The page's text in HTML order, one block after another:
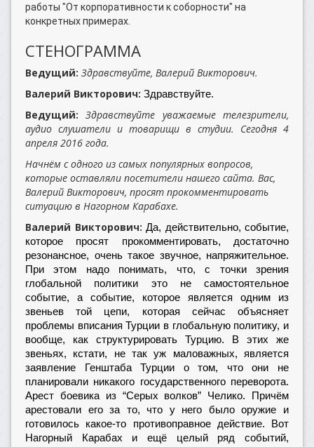
работы "От корпоративности к соборности" на
конкретных примерах.
СТЕНОГРАММА
Ведущий: Здравствуйте, Валерий Викторович.
Валерий Викторович: Здравствуйте.
Ведущий: Здравствуйте уважаемые телезрители,
аудио слушатели и товарищи в студии. Сегодня 4
апреля 2016 года.
Начнём с одного из самых популярных вопросов,
которые оставляли посетители нашего сайта. Вас,
Валерий Викторович, просят прокомментировать
ситуацию в Нагорном Карабахе.
Валерий Викторович: Да, действительно, событие,
которое просят прокомментировать, достаточно
резонансное, очень такое звучное, напряжительное.
При этом надо понимать, что, с точки зрения
глобальной политики это не самостоятельное
событие, а событие, которое является одним из
звеньев той цепи, которая сейчас объясняет
проблемы вписания Турции в глобальную политику, и
вообще, как структурировать Турцию. В этих же
звеньях, кстати, не так уж маловажных, является
заявление Генштаба Турции о том, что они не
планировали никакого государственного переворота.
Арест боевика из “Серых волков” Челико. Причём
арестовали его за то, что у него было оружие и
готовилось какое-то противоправное действие. Вот
Нагорный Карабах и ещё целый ряд событий,